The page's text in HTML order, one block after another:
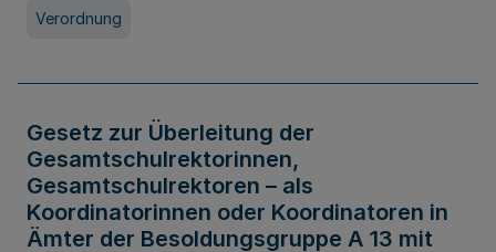
Verordnung
Gesetz zur Überleitung der
Gesamtschulrektorinnen,
Gesamtschulrektoren – als
Koordinatorinnen oder Koordinatoren in
Ämter der Besoldungsgruppe A 13 mit